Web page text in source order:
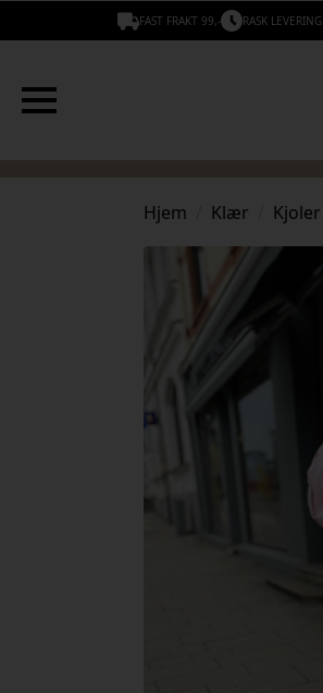
FAST FRAKT 99,- RASK LEVERING
Hjem Klær Kjoler